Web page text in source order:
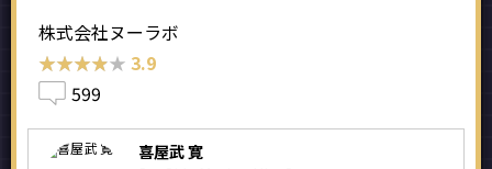
株式会社ヌーラボ
★★★★★
★★★★★ 3.9
599
喜屋武 寛